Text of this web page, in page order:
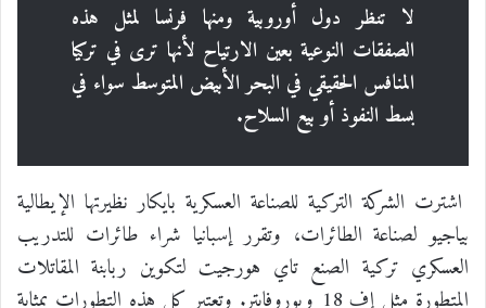
لا تنظر دول أوروبية ومنها فرنسا لمثل هذه
الصفقات النوعية بعين الارتياح لأنها ترى في تركيا
المنافس الحقيقي في البحر الأبيض المتوسط سواء في
بسط النفوذ أو بيع السلاح.
اشترت الشركة التركية للصناعة العسكرية بايكار نظيرتها الإيطالية
بياجيو لصناعة الطائرات، وتقرر إسبانيا شراء طائرات للتدريب
العسكري تركية الصنع تاي هورجيت لتكوين ربابنة المقاتلات